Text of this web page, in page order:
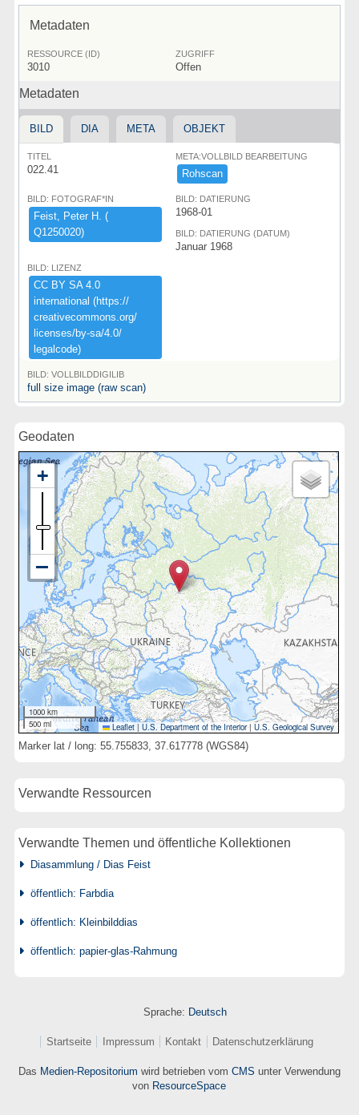
Metadaten
RESSOURCE (ID)
3010
ZUGRIFF
Offen
Metadaten
BILD DIA META OBJEKT
TITEL
022.41
META:VOLLBILD BEARBEITUNG
Rohscan
BILD: FOTOGRAF*IN
Feist,​ ​Peter ​H.​ ​(​
Q1250020)​
BILD: DATIERUNG
1968-01
BILD: DATIERUNG (DATUM)
Januar 1968
BILD: LIZENZ
CC ​BY ​SA ​4.​0 ​
international ​(​https:​/​/​
creativecommons.​org/​
licenses/​by-​sa/​4.​0/​
legalcode)​
BILD: VOLLBILDDIGILIB
full size image (raw scan)
Geodaten
1000 km
500 mi
Leaflet | U.S. Department of the Interior|U.S. Geological Survey
Marker lat / long: 55.755833, 37.617778 (WGS84)
Verwandte Ressourcen
Verwandte Themen und öffentliche Kollektionen
Diasammlung / Dias Feist
öffentlich: Farbdia
öffentlich: Kleinbilddias
öffentlich: papier-glas-Rahmung
Sprache: Deutsch
Startseite Impressum Kontakt Datenschutzerklärung
Das Medien-Repositorium wird betrieben vom CMS unter Verwendung
von ResourceSpace